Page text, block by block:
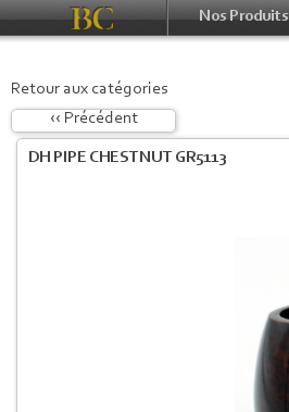
Nos Produits
Retour aux catégories
‹‹ Précédent
DH PIPE CHESTNUT GR5113